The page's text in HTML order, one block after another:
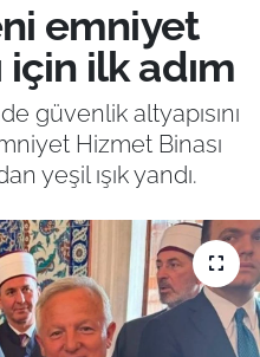
emniyet
için ilk adım
güvenlik altyapısını
Hizmet Binası
yeşil ışık yandı.